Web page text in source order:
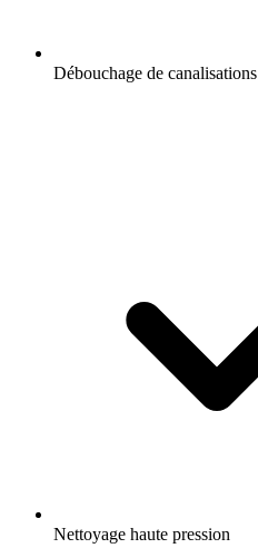
Débouchage de canalisations
Nettoyage haute pression